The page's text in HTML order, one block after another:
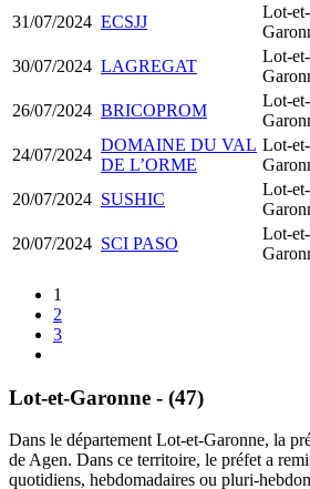
31/07/2024 ECSJJ
Lot-et-
30/07/2024 LAGREGAT
Lot-et-
26/07/2024 BRICOPROM
Lot-et-
24/07/2024
DOMAINE DU VAL
DE L’ORME
Lot-et-
20/07/2024 SUSHIC
Lot-et-
20/07/2024 SCI PASO
Lot-et-
1
2
3
Lot-et-Garonne - (47)
Dans le département Lot-et-Garonne, la
de Agen. Dans ce territoire, le préfet a
quotidiens, hebdomadaires ou pluri-